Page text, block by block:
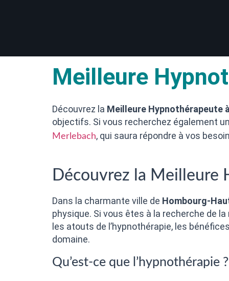
Meilleure
Découvrez la Meilleure Hypnothérapeute
objectifs. Si vous recherchez également
Merlebach, qui saura répondre à vos
Découvrez la Meilleure
Dans la charmante ville de Hombourg-
physique. Si vous êtes à la recherche de
les atouts de l’hypnothérapie, les
domaine.
Qu’est-ce que l’hypnothérapie ?